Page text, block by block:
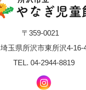
〒359-0021
埼玉県所沢市東所沢4-16-
TEL. 04-2944-8819